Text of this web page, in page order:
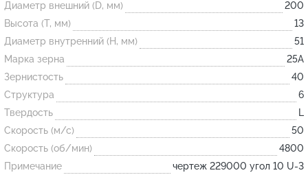
Огнеупорные
изделия
Скачать каталог
Тигель
Муфель
Черпак
Шербер
Диаметр внешний (D, мм)
200
Высота (T, мм)
13
Диаметр внутренний (H, мм)
51
Марка зерна
25А
Зернистость
40
Структура
6
Твердость
L
Скорость (м/с)
50
Скорость (об/мин)
4800
Примечание
чертеж 229000 угол 10 U-3